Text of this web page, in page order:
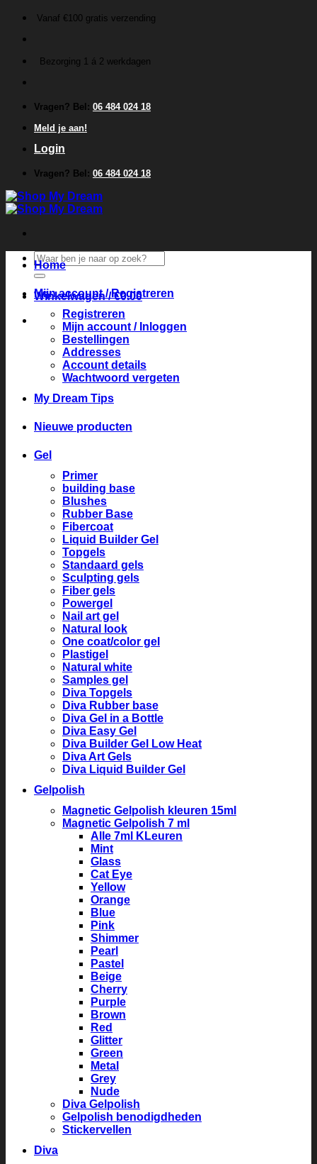
inhoud
Vanaf €100 gratis verzending
Bezorging 1 á 2 werkdagen
Vragen? Bel: 06 484 024 18
Meld je aan!
Login
Vragen? Bel: 06 484 024 18
Zoeken
naar:
Winkelwagen /€0.00
Home
Mijn account / Registreren
Registreren
Mijn account / Inloggen
Bestellingen
Addresses
Account details
Wachtwoord vergeten
My Dream Tips
Nieuwe producten
Gel
Primer
building base
Blushes
Rubber Base
Fibercoat
Liquid Builder Gel
Topgels
Standaard gels
Sculpting gels
Fiber gels
Powergel
Nail art gel
Natural look
One coat/color gel
Plastigel
Natural white
Samples gel
Diva Topgels
Diva Rubber base
Diva Gel in a Bottle
Diva Easy Gel
Diva Builder Gel Low Heat
Diva Art Gels
Diva Liquid Builder Gel
Gelpolish
Magnetic Gelpolish kleuren 15ml
Magnetic Gelpolish 7 ml
Alle 7ml KLeuren
Mint
Glass
Cat Eye
Yellow
Orange
Blue
Pink
Shimmer
Pearl
Pastel
Beige
Cherry
Purple
Brown
Red
Glitter
Green
Metal
Grey
Nude
Diva Gelpolish
Gelpolish benodigdheden
Stickervellen
Diva